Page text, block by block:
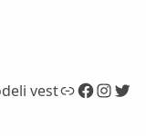
vestLink Facebook InstagramTwitter